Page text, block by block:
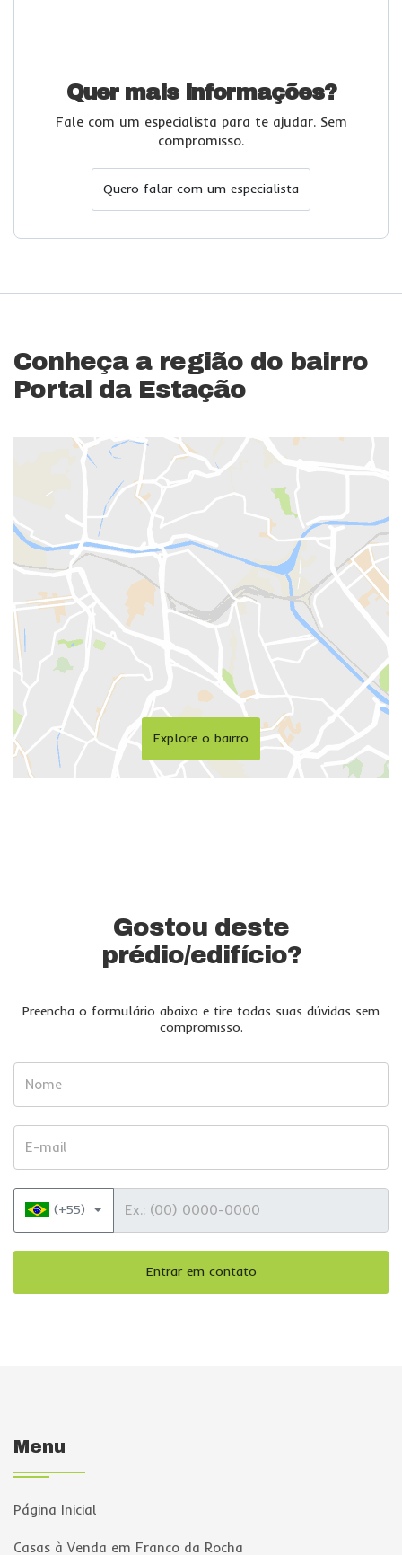
Quer mais informações?
Fale com um especialista para te ajudar. Sem
compromisso.
Quero falar com um especialista
Conheça a região do bairro
Portal da Estação
Explore o bairro
Gostou deste
prédio/edifício?
Preencha o formulário abaixo e tire todas suas dúvidas sem
compromisso.
(+55)
Entrar em contato
Menu
Página Inicial
Casas à Venda em Franco da Rocha